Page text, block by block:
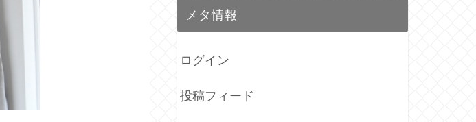
メタ情報
ログイン
投稿フィード